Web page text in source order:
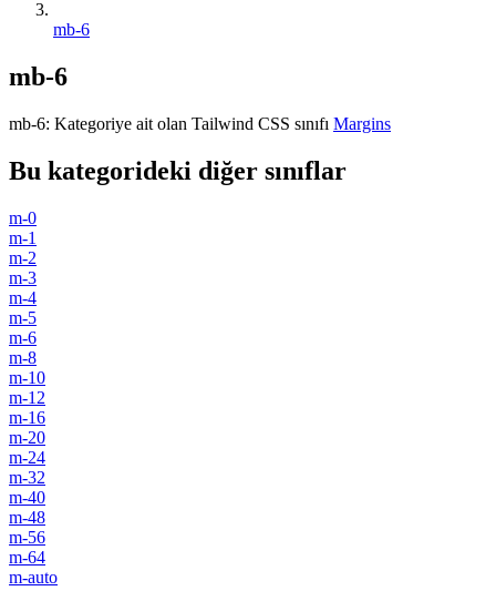
mb-6
mb-6
mb-6: Kategoriye ait olan Tailwind CSS sınıfı Margins
Bu kategorideki diğer sınıflar
m-0
m-1
m-2
m-3
m-4
m-5
m-6
m-8
m-10
m-12
m-16
m-20
m-24
m-32
m-40
m-48
m-56
m-64
m-auto